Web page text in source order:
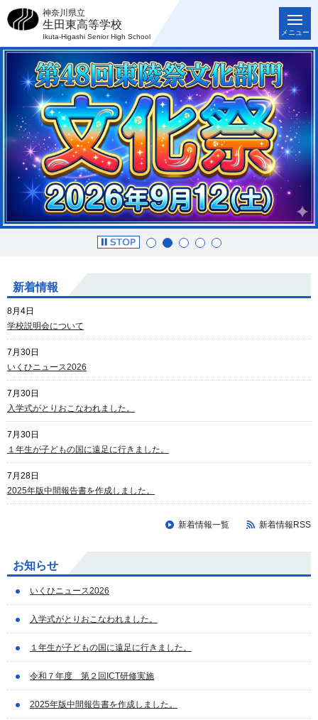
神奈川県立
生田東高等学校
Ikuta-Higashi Senior High School
メニュー
新着情報
8月4日
学校説明会について
7月30日
いくひニュース2026
7月30日
入学式がとりおこなわれました。
7月30日
１年生が子どもの国に遠足に行きました。
7月28日
2025年版中間報告書を作成しました。
新着情報一覧 新着情報RSS
お知らせ
いくひニュース2026
入学式がとりおこなわれました。
１年生が子どもの国に遠足に行きました。
令和７年度 第２回ICT研修実施
2025年版中間報告書を作成しました。